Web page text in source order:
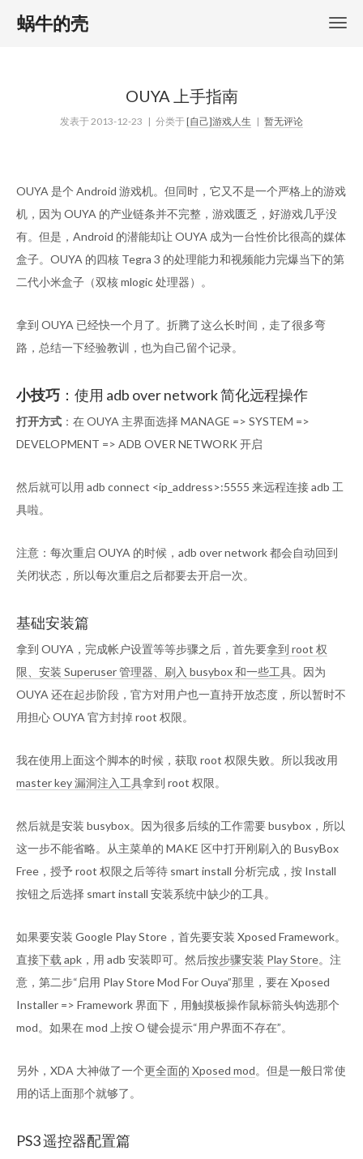
蜗牛的壳
OUYA 上手指南
发表于2013-12-23 | 分类于[自己]游戏人生 | 暂无评论
OUYA 是个 Android 游戏机。但同时，它又不是一个严格上的游戏
机，因为 OUYA 的产业链条并不完整，游戏匮乏，好游戏几乎没
有。但是，Android 的潜能却让 OUYA 成为一台性价比很高的媒体
盒子。OUYA 的四核 Tegra 3 的处理能力和视频能力完爆当下的第
二代小米盒子（双核 mlogic 处理器）。
拿到 OUYA 已经快一个月了。折腾了这么长时间，走了很多弯
路，总结一下经验教训，也为自己留个记录。
小技巧 ：使用 adb over network 简化远程操作
打开方式 ：在 OUYA 主界面选择 MANAGE => SYSTEM =>
DEVELOPMENT => ADB OVER NETWORK 开启
然后就可以用 adb connect <ip_address>:5555 来远程连接 adb 工
具啦。
注意：每次重启 OUYA 的时候，adb over network 都会自动回到
关闭状态，所以每次重启之后都要去开启一次。
基础安装篇
拿到 OUYA，完成帐户设置等等步骤之后，首先要拿到 root 权
限、安装 Superuser 管理器、刷入 busybox 和一些工具。因为
OUYA 还在起步阶段，官方对用户也一直持开放态度，所以暂时不
用担心 OUYA 官方封掉 root 权限。
我在使用上面这个脚本的时候，获取 root 权限失败。所以我改用
master key 漏洞注入工具拿到 root 权限。
然后就是安装 busybox。因为很多后续的工作需要 busybox，所以
这一步不能省略。从主菜单的 MAKE 区中打开刚刷入的 BusyBox
Free，授予 root 权限之后等待 smart install 分析完成，按 Install
按钮之后选择 smart install 安装系统中缺少的工具。
如果要安装 Google Play Store，首先要安装 Xposed Framework。
直接下载 apk ，用 adb 安装即可。然后按步骤安装 Play Store。注
意，第二步“启用 Play Store Mod For Ouya”那里，要在 Xposed
Installer => Framework 界面下，用触摸板操作鼠标箭头钩选那个
mod。如果在 mod 上按 O 键会提示“用户界面不存在”。
另外，XDA 大神做了一个更全面的 Xposed mod。但是一般日常使
用的话上面那个就够了。
PS3 遥控器配置篇